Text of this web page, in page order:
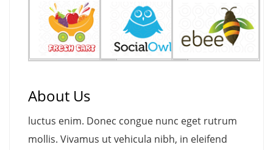
About Us
luctus enim. Donec congue nunc eget rutrum
mollis. Vivamus ut vehicula nibh, in eleifend